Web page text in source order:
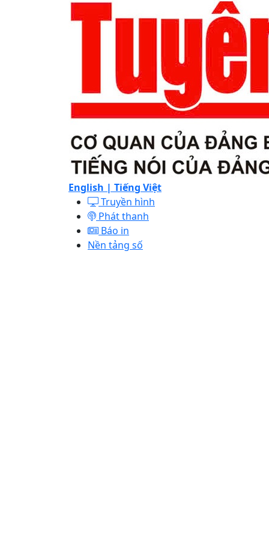
English | Tiếng Việt
Truyền hình
Phát thanh
Báo in
Nền tảng số